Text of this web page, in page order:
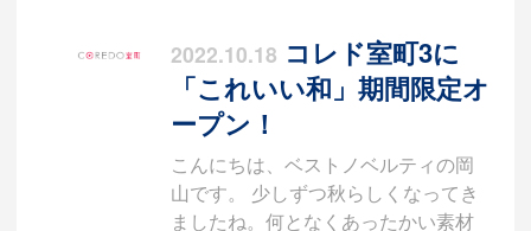
2022.10.18 コレド室町3に
「これいい和」期間限定オ
ープン！
こんにちは、ベストノベルティの岡
山です。 少しずつ秋らしくなってき
ましたね。何となくあったかい素材